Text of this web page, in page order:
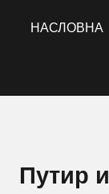
НАСЛОВНА
Путир